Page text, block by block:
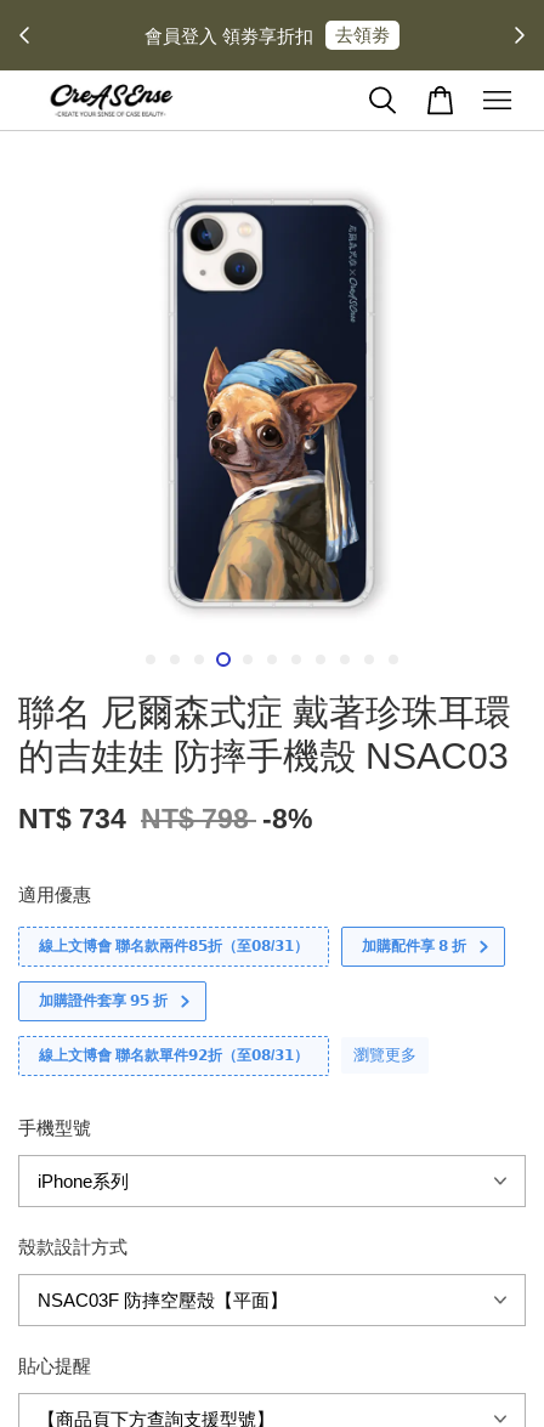
\\官網限定// 每消費 $１００ 可獲得 $１ 回饋金 每月１
２號加碼１０倍送
聯名 尼爾森式症 戴著珍珠耳環
的吉娃娃 防摔手機殼 NSAC03
NT$ 734 NT$ 798 -8%
適用優惠
線上文博會 聯名款兩件𝟴𝟱折（至𝟬𝟴/𝟯𝟭） 加購配件享 𝟴 折
加購證件套享 𝟵𝟱 折
線上文博會 聯名款單件𝟵𝟮折（至𝟬𝟴/𝟯𝟭） 瀏覽更多
手機型號
殼款設計方式
貼心提醒